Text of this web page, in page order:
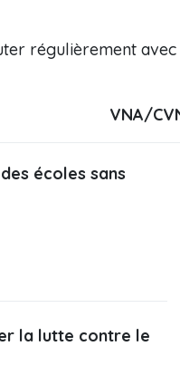
régulièrement avec
VNA/
écoles sans
la lutte contre le